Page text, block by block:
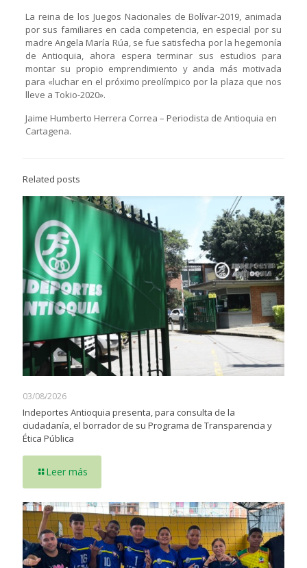
La reina de los Juegos Nacionales de Bolívar-2019, animada
por sus familiares en cada competencia, en especial por su
madre Angela María Rúa, se fue satisfecha por la hegemonía
de Antioquia, ahora espera terminar sus estudios para
montar su propio emprendimiento y anda más motivada
para «luchar en el próximo preolímpico por la plaza que nos
lleve a Tokio-2020».
Jaime Humberto Herrera Correa – Periodista de Antioquia en
Cartagena.
Related posts
03/08/2026
Indeportes Antioquia presenta, para consulta de la
ciudadanía, el borrador de su Programa de Transparencia y
Ética Pública
Leer más